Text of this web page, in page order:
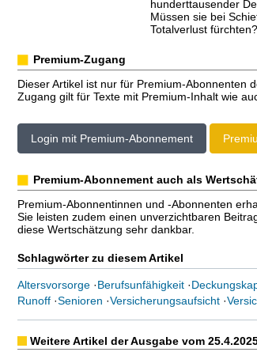
hunderttausender
Müssen sie bei
Totalverlust fürchten?
Premium-Zugang
Dieser Artikel ist nur für Premium-Abonnenten
Zugang gilt für Texte mit Premium-Inhalt wie
Login mit Premium-Abonnement
Premium-Abonnement auch als
Premium-Abonnentinnen und -Abonnenten
Sie leisten zudem einen unverzichtbaren
diese Wertschätzung sehr dankbar.
Schlagwörter zu diesem Artikel
Altersvorsorge·Berufsunfähigkeit·
Runoff·Senioren ·Versicherungsaufsicht·
Weitere Artikel der Ausgabe vom